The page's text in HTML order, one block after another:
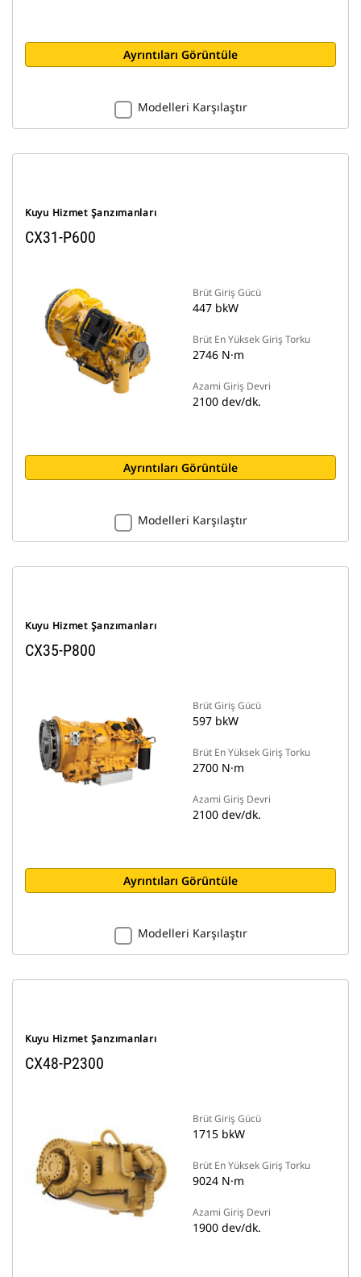
Ayrıntıları Görüntüle
Modelleri Karşılaştır
Kuyu Hizmet Şanzımanları
CX31-P600
Brüt Giriş Gücü
447 bkW
Brüt En Yüksek Giriş Torku
2746 N·m
Azami Giriş Devri
2100 dev/dk.
Ayrıntıları Görüntüle
Modelleri Karşılaştır
Kuyu Hizmet Şanzımanları
CX35-P800
Brüt Giriş Gücü
597 bkW
Brüt En Yüksek Giriş Torku
2700 N·m
Azami Giriş Devri
2100 dev/dk.
Ayrıntıları Görüntüle
Modelleri Karşılaştır
Kuyu Hizmet Şanzımanları
CX48-P2300
Brüt Giriş Gücü
1715 bkW
Brüt En Yüksek Giriş Torku
9024 N·m
Azami Giriş Devri
1900 dev/dk.